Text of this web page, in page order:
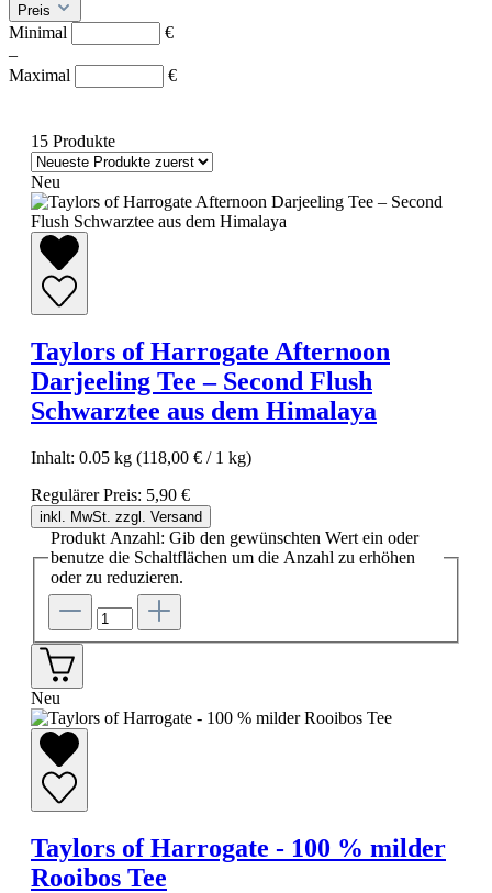
Preis
Minimal
€
–
Maximal
€
15 Produkte
Neu
Taylors of Harrogate Afternoon
Darjeeling Tee – Second Flush
Schwarztee aus dem Himalaya
Inhalt: 0.05 kg (118,00 € / 1 kg)
Regulärer Preis: 5,90 €
inkl. MwSt. zzgl. Versand
Produkt Anzahl: Gib den gewünschten Wert ein oder
benutze die Schaltflächen um die Anzahl zu erhöhen
oder zu reduzieren.
Neu
Taylors of Harrogate - 100 % milder
Rooibos Tee